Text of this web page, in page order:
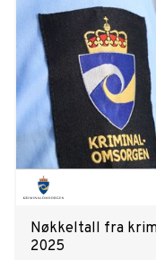
Nøkkeltall fra
2025